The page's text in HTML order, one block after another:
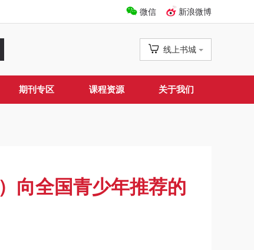
新浪微博
微信
线上书城
期刊专区 课程资源 关于我们
向全国青少年推荐的